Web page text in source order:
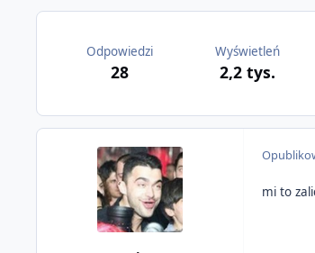
Odpowiedzi
28
Wyświetleń
2,2 tys.
mi to